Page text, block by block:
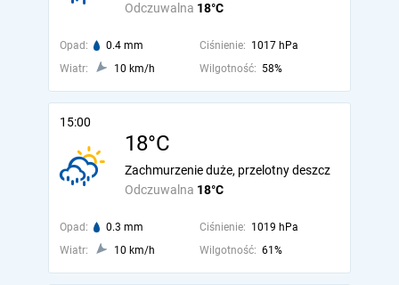
Odczuwalna 18°C
Opad: 0.4 mm Ciśnienie: 1017 hPa
Wiatr:
10 km/h Wilgotność: 58%
15:00
18°C
Odczuwalna 18°C
Zachmurzenie duże, przelotny deszcz
Opad: 0.3 mm Ciśnienie: 1019 hPa
Wiatr:
10 km/h Wilgotność: 61%